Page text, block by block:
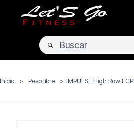
Inicio > Peso libre > IMPULSE High Row ECP